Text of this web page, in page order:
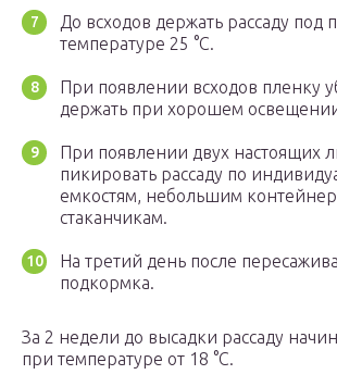
До всходов держать рассаду под
температуре 25 °C.
При появлении всходов пленку
держать при хорошем
При появлении двух настоящих
пикировать рассаду по
емкостям, небольшим
стаканчикам.
На третий день после
подкормка.
За 2 недели до высадки рассаду
при температуре от 18 °C.